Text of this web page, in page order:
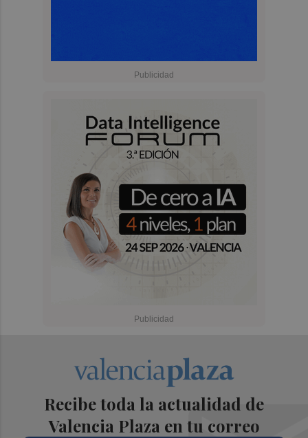
Recibe toda la actualidad de
Valencia Plaza en tu correo